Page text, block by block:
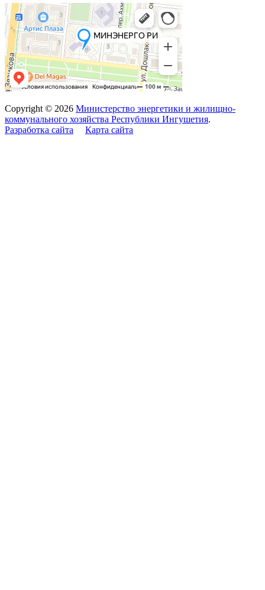
Copyright © 2026 Министерство энергетики и жилищно-
коммунального хозяйства Республики Ингушетия.
Разработка сайта
Карта сайта